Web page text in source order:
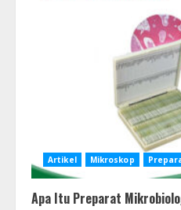
Artikel Mikroskop
Apa Itu Preparat